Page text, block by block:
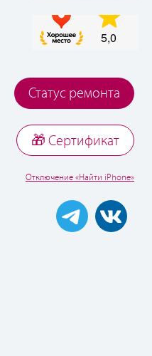
Статус ремонта
🎁 Cертификат
Отключение «Найти iPhone»